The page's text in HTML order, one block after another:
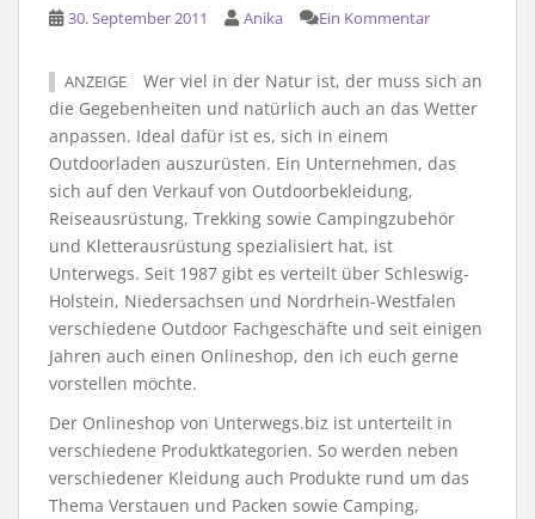
30. September 2011 Anika Ein Kommentar
ANZEIGE
Wer viel in der Natur ist, der muss sich an
die Gegebenheiten und natürlich auch an das Wetter
anpassen. Ideal dafür ist es, sich in einem
Outdoorladen auszurüsten. Ein Unternehmen, das
sich auf den Verkauf von Outdoorbekleidung,
Reiseausrüstung, Trekking sowie Campingzubehör
und Kletterausrüstung spezialisiert hat, ist
Unterwegs. Seit 1987 gibt es verteilt über Schleswig-
Holstein, Niedersachsen und Nordrhein-Westfalen
verschiedene Outdoor Fachgeschäfte und seit einigen
Jahren auch einen Onlineshop, den ich euch gerne
vorstellen möchte.
Der Onlineshop von Unterwegs.biz ist unterteilt in
verschiedene Produktkategorien. So werden neben
verschiedener Kleidung auch Produkte rund um das
Thema Verstauen und Packen sowie Camping,